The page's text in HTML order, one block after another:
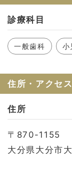
診療科目
一般歯科 小
住所・アクセス
住所
〒870-1155
大分県大分市